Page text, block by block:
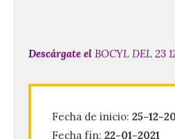
Descárgate el BOCYL DEL 23
Fecha de inicio: 25-12-
Fecha fín: 22-01-2021
un contingente
profesional de
forestales en el País